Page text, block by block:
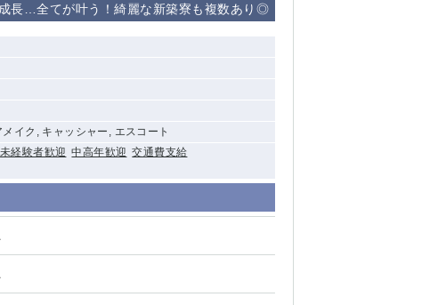
長…全てが叶う！綺麗な新築寮も複数あり◎
イク, キャッシャー, エスコート
未経験者歓迎 中高年歓迎 交通費支給
水道橋
祖師ヶ谷大蔵